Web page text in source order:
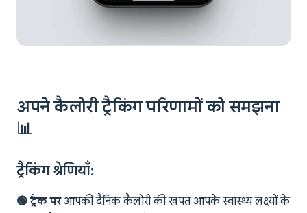
अपने कैलोरी ट्रैकिंग परिणामों को समझना
📊
ट्रैकिंग श्रेणियाँ:
🟢 ट्रैक परआपकी दैनिक कैलोरी की खपत आपके स्वास्थ्य लक्ष्यों के